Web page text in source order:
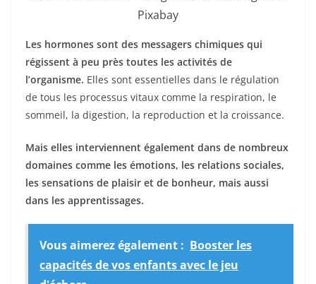
Pixabay
Les hormones sont des messagers chimiques qui
régissent à peu près toutes les activités de
l’organisme. Elles sont essentielles dans le régulation
de tous les processus vitaux comme la respiration, le
sommeil, la digestion, la reproduction et la croissance.
Mais elles interviennent également dans de nombreux
domaines comme les émotions, les relations sociales,
les sensations de plaisir et de bonheur, mais aussi
dans les apprentissages.
Vous aimerez également : Booster les
capacités de vos enfants avec le jeu